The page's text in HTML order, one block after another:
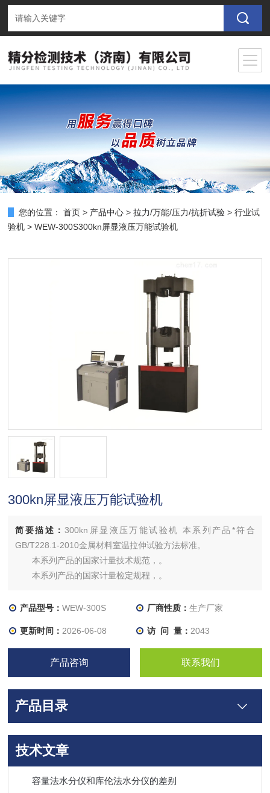
您的位置： 首页 > 产品中心 >拉力/万能/压力/抗折试验 >行业试
验机 > WEW-300S300kn屏显液压万能试验机
300kn屏显液压万能试验机
简要描述：300kn屏显液压万能试验机 本系列产品*符合
GB/T228.1-2010金属材料室温拉伸试验方法标准。
本系列产品的国家计量技术规范，。
本系列产品的国家计量检定规程，。
微机控制电液伺服万能试验机上的伺服泵。
产品型号：WEW-300S 厂商性质： 生产厂家
更新时间： 2026-06-08 访 问 量： 2043
产品咨询 联系我们
产品目录
技术文章
容量法水分仪和库伦法水分仪的差别